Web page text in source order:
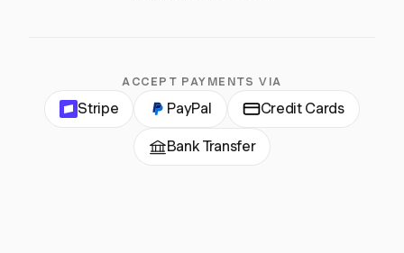
ACCEPT PAYMENTS VIA
Stripe PayPal Credit Cards
Bank Transfer